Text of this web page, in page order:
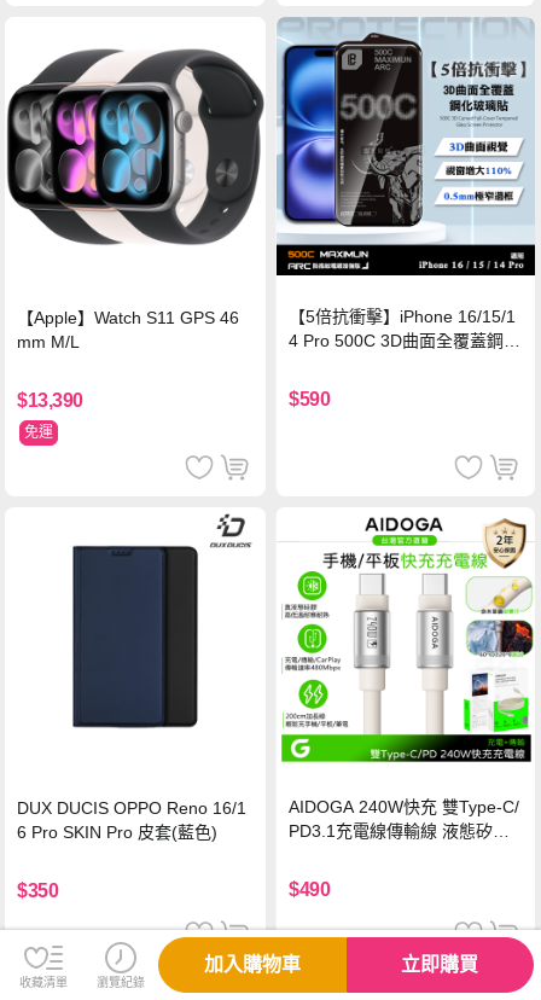
【Apple】Watch S11 GPS 46
mm M/L
$13,390
免運
【5倍抗衝擊】iPhone 16/15/1
4 Pro 500C 3D曲面全覆蓋鋼化
保護貼
$590
DUX DUCIS OPPO Reno 16/1
6 Pro SKIN Pro 皮套(藍色)
$350
AIDOGA 240W快充 雙Type-C/
PD3.1充電線傳輸線 液態矽膠
機/平板/筆電
$490
收藏清單 瀏覽紀錄
加入購物車 立即購買